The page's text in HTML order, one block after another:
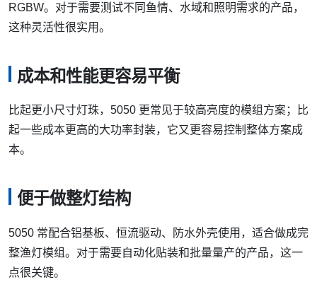
RGBW。对于需要测试不同鱼情、水域和照明需求的产品，
这种灵活性很实用。
成本和性能更容易平衡
比起更小尺寸灯珠，5050 更常见于较高亮度的模组方案；比
起一些成本更高的大功率封装，它又更容易控制整体方案成
本。
便于做整灯结构
5050 常配合铝基板、恒流驱动、防水外壳使用，适合做成完
整渔灯模组。对于需要自动化贴装和批量量产的产品，这一
点很关键。